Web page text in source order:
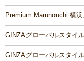
Premium Marunouchi 横
GINZAグローバルスタイ
GINZAグローバルスタイ